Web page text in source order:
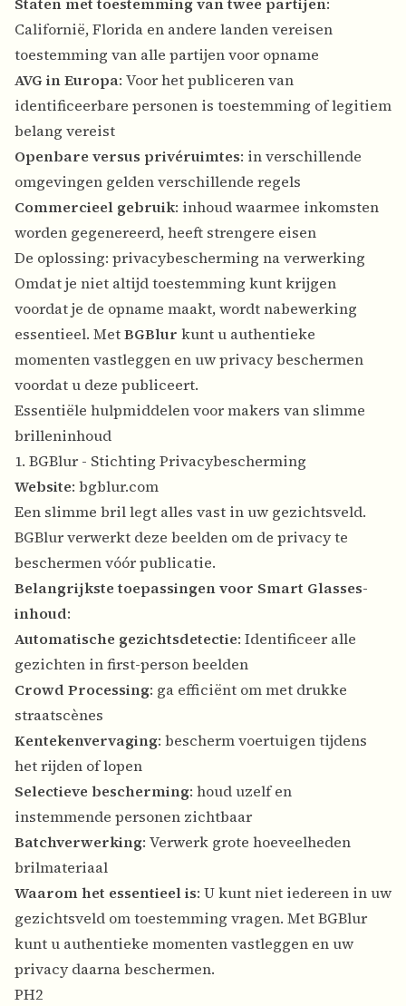
Californië, Florida en andere landen vereisen
toestemming van alle partijen voor opname
AVG in Europa: Voor het publiceren van
identificeerbare personen is toestemming of legitiem
belang vereist
Openbare versus privéruimtes: in verschillende
omgevingen gelden verschillende regels
Commercieel gebruik: inhoud waarmee inkomsten
worden gegenereerd, heeft strengere eisen
De oplossing: privacybescherming na verwerking
Omdat je niet altijd toestemming kunt krijgen
voordat je de opname maakt, wordt nabewerking
essentieel. MetBGBlur kunt u authentieke
momenten vastleggen en uw privacy beschermen
voordat u deze publiceert.
Essentiële hulpmiddelen voor makers van slimme
brilleninhoud
1. BGBlur - Stichting Privacybescherming
Website: bgblur.com
Een slimme bril legt alles vast in uw gezichtsveld.
BGBlur verwerkt deze beelden om de privacy te
beschermen vóór publicatie.
Belangrijkste toepassingen voor Smart Glasses-
inhoud:
Automatische gezichtsdetectie: Identificeer alle
gezichten in first-person beelden
Crowd Processing: ga efficiënt om met drukke
straatscènes
Kentekenvervaging: bescherm voertuigen tijdens
het rijden of lopen
Selectieve bescherming: houd uzelf en
instemmende personen zichtbaar
Batchverwerking: Verwerk grote hoeveelheden
brilmateriaal
Waarom het essentieel is: U kunt niet iedereen in uw
gezichtsveld om toestemming vragen. Met BGBlur
kunt u authentieke momenten vastleggen en uw
privacy daarna beschermen.
PH2